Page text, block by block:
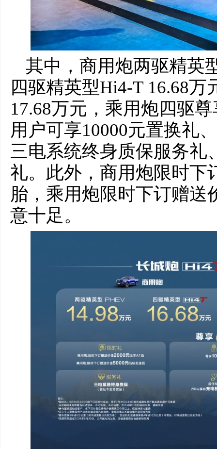
其中，商用炮两驱精英
四驱精英型Hi4-T 16.68
17.68万元，乘用炮四驱
用户可享10000元置换礼
三电系统终身质保服务礼
礼。此外，商用炮限时下
胎，乘用炮限时下订赠送
意十足。